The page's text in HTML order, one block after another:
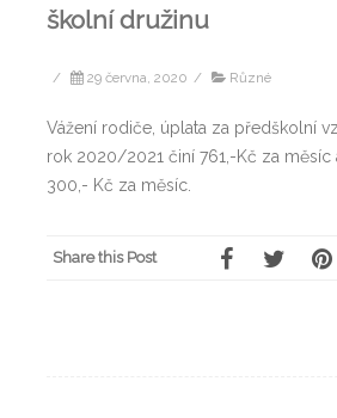
školní družinu
/ 29 června, 2020 / Různé
Vážení rodiče, úplata za předškolní
rok 2020/2021 činí 761,-Kč za měsíc
300,- Kč za měsíc.
Share this Post